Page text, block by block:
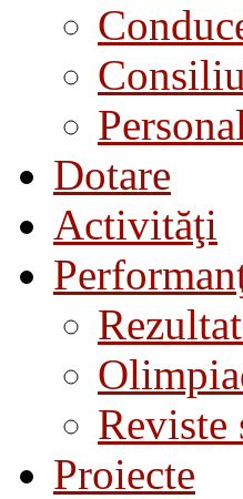
Dotare
Activităţi
Reviste
Proiecte